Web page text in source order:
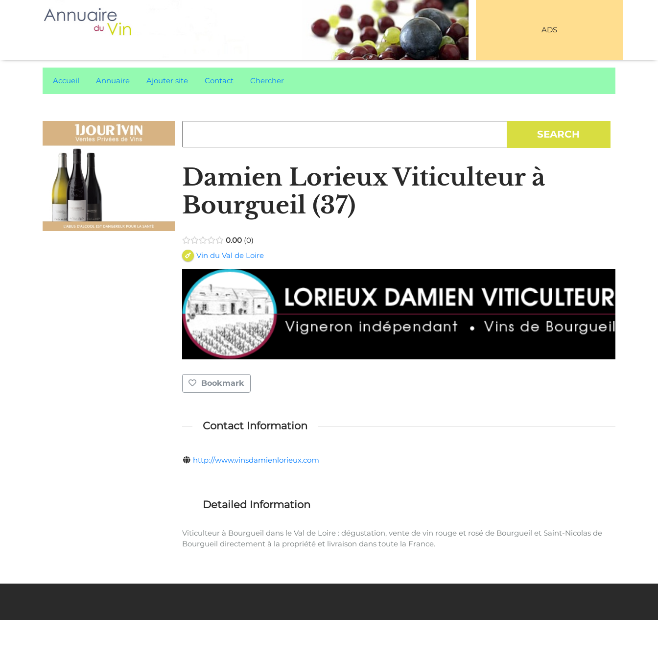
ADS
Accueil Annuaire Ajouter site Contact Chercher
Damien Lorieux Viticulteur à
Bourgueil (37)
0.00 0
Vin du Val de Loire
Bookmark
Contact Information
http://www.vinsdamienlorieux.com
Detailed Information
Viticulteur à Bourgueil dans le Val de Loire : dégustation, vente de vin rouge et rosé de Bourgueil et Saint-Nicolas de
Bourgueil directement à la propriété et livraison dans toute la France.